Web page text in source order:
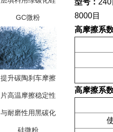
GC微粉
提升碳陶刹车摩擦
片高温摩擦稳定性
与耐磨性用黑碳化
硅微粉
型号：
8000目
高摩擦系
高摩擦系